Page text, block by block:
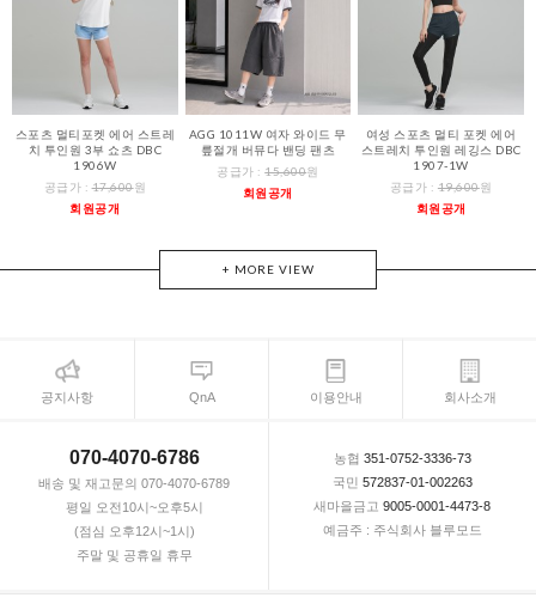
스포츠 멀티포켓 에어 스트레
치 투인원 3부 쇼츠 DBC
1906W
공급가 :17,600원
회원공개
AGG 1011W 여자 와이드 무
릎절개 버뮤다 밴딩 팬츠
공급가 :15,600원
회원공개
여성 스포츠 멀티 포켓 에어
스트레치 투인원 레깅스 DBC
1907-1W
공급가 : 19,600원
회원공개
+ MORE VIEW
공지사항 QnA 이용안내 회사소개
070-4070-6786
배송 및 재고문의 070-4070-6789
평일 오전10시~오후5시
(점심 오후12시~1시)
주말 및 공휴일 휴무
농협 351-0752-3336-73
국민 572837-01-002263
새마을금고 9005-0001-4473-8
예금주 : 주식회사 블루모드